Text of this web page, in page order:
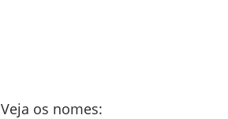
Veja os nomes: